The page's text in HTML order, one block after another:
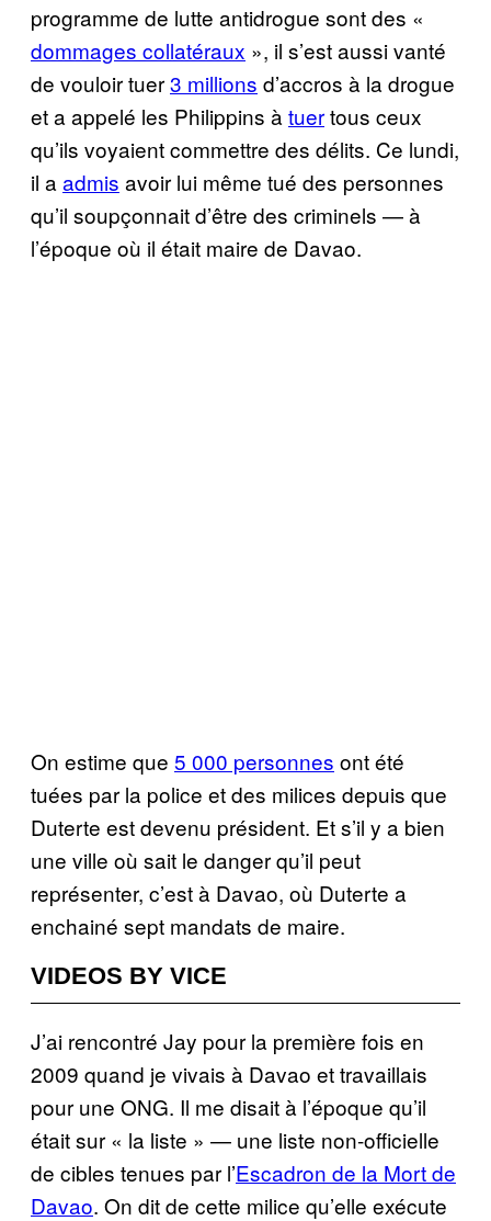
programme de lutte antidrogue sont des «
dommages collatéraux », il s’est aussi vanté
de vouloir tuer3 millions d’accros à la drogue
et a appelé les Philippins à tuertous ceux
qu’ils voyaient commettre des délits. Ce lundi,
il a admis avoir lui même tué des personnes
qu’il soupçonnait d’être des criminels — à
l’époque où il était maire de Davao.
On estime que 5 000 personnes ont été
tuées par la police et des milices depuis que
Duterte est devenu président. Et s’il y a bien
une ville où sait le danger qu’il peut
représenter, c’est à Davao, où Duterte a
enchainé sept mandats de maire.
VIDEOS BY VICE
J’ai rencontré Jay pour la première fois en
2009 quand je vivais à Davao et travaillais
pour une ONG. Il me disait à l’époque qu’il
était sur « la liste » — une liste non-officielle
de cibles tenues par l’Escadron de la Mort de
Davao. On dit de cette milice qu’elle exécute